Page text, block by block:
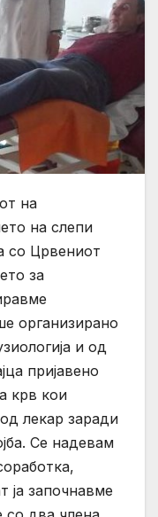
на
на слепи
со Црвениот
за
организирано
и од
пријавено
крв кои
лекар заради
Се надевам
ја започнавме